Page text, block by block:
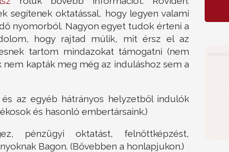
segítenek oktatással, hogy legyen valami
nyomorból. Nagyon egyet tudok érteni a
hogy rajtad múlik, mit érsz el az
tartom mindazokat támogatni (nem
nem kapták meg még az induláshoz sem a
az egyéb hátrányos helyzetből indulók
és hasonló embertársaink.)
pénzügyi oktatást, felnőttképzést,
Bagon. (Bővebben a honlapjukon.)